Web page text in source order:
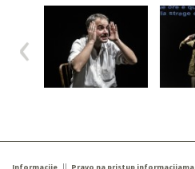
Informacije Pravo na pristup informacijama